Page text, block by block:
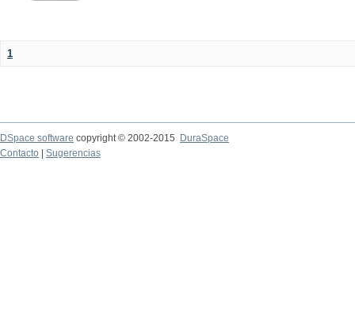
1
DSpace software copyright © 2002-2015
DuraSpace
Contacto
Sugerencias